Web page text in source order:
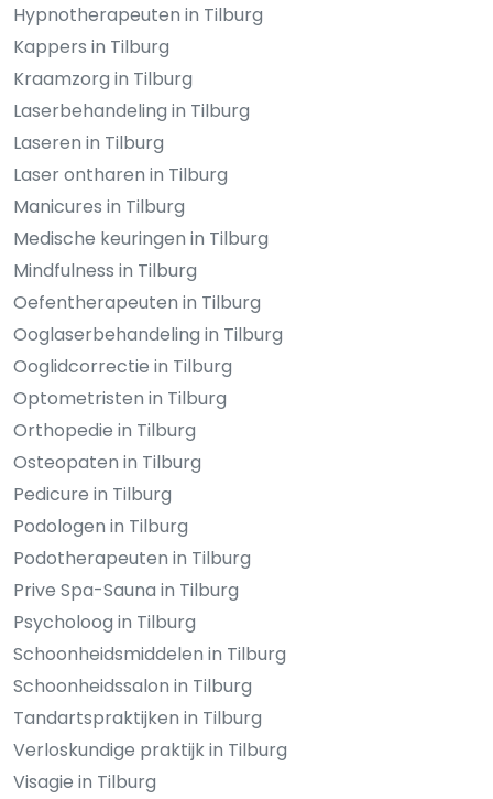
Hypnotherapeuten in Tilburg
Kappers in Tilburg
Kraamzorg in Tilburg
Laserbehandeling in Tilburg
Laseren in Tilburg
Laser ontharen in Tilburg
Manicures in Tilburg
Medische keuringen in Tilburg
Mindfulness in Tilburg
Oefentherapeuten in Tilburg
Ooglaserbehandeling in Tilburg
Ooglidcorrectie in Tilburg
Optometristen in Tilburg
Orthopedie in Tilburg
Osteopaten in Tilburg
Pedicure in Tilburg
Podologen in Tilburg
Podotherapeuten in Tilburg
Prive Spa-Sauna in Tilburg
Psycholoog in Tilburg
Schoonheidsmiddelen in Tilburg
Schoonheidssalon in Tilburg
Tandartspraktijken in Tilburg
Verloskundige praktijk in Tilburg
Visagie in Tilburg